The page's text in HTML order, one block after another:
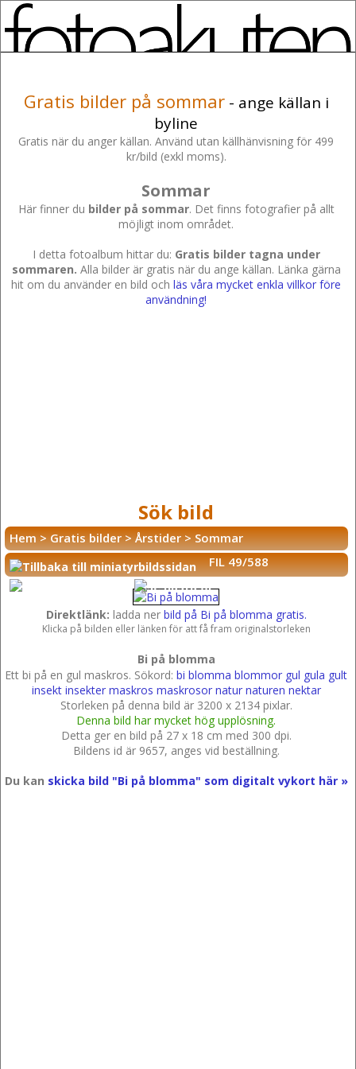
Gratis bilder på sommar- ange källan i
byline
Gratis när du anger källan. Använd utan källhänvisning för 499
kr/bild (exkl moms).
Sommar
Här finner du bilder på sommar. Det finns fotografier på allt
möjligt inom området.
I detta fotoalbum hittar du: Gratis bilder tagna under
sommaren. Alla bilder är gratis när du ange källan. Länka gärna
hit om du använder en bild ochläs våra mycket enkla villkor före
användning!
Sök bild
Hem>Gratis bilder>Årstider>Sommar
FIL 49/588
Direktlänk: ladda ner bild på Bi på blomma gratis.
Klicka på bilden eller länken för att få fram originalstorleken
Bi på blomma
Ett bi på en gul maskros. Sökord:bi blomma blommor gul gula gult
insekt insekter maskros maskrosor natur naturen nektar
Storleken på denna bild är 3200 x 2134 pixlar.
Denna bild har mycket hög upplösning.
Detta ger en bild på 27 x 18 cm med 300 dpi.
Bildens id är 9657, anges vid beställning.
Du kan skicka bild "Bi på blomma" som digitalt vykort här »